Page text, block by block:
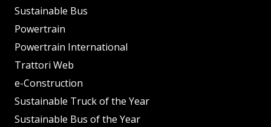
Sustainable Bus
Powertrain
Powertrain International
Trattori Web
e-Construction
Sustainable Truck of the Year
Sustainable Bus of the Year